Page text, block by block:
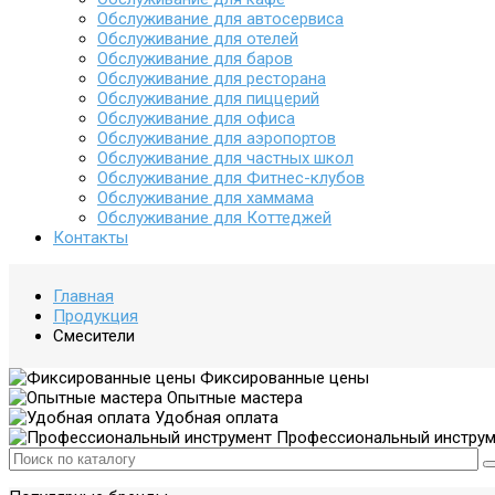
Обслуживание для автосервиса
Обслуживание для отелей
Обслуживание для баров
Обслуживание для ресторана
Обслуживание для пиццерий
Обслуживание для офиса
Обслуживание для аэропортов
Обслуживание для частных школ
Обслуживание для Фитнес-клубов
Обслуживание для хаммама
Обслуживание для Коттеджей
Контакты
Главная
Продукция
Смесители
Фиксированные цены
Опытные мастера
Удобная оплата
Профессиональный